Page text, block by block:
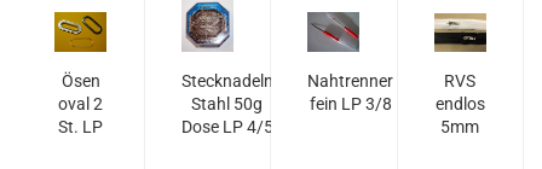
Ösen
oval 2
St. LP
Stecknadeln
Stahl 50g
Dose LP 4/5
Nahtrenner
fein LP 3/8
RVS
endlos
5mm